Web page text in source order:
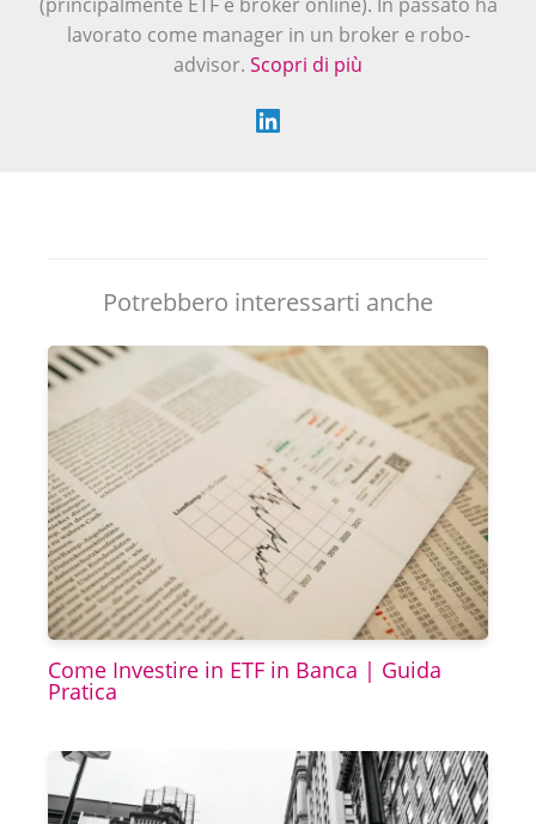
(principalmente ETF e broker online). In passato ha
lavorato come manager in un broker e robo-
advisor. Scopri di più
Potrebbero interessarti anche
Come Investire in ETF in Banca | Guida
Pratica